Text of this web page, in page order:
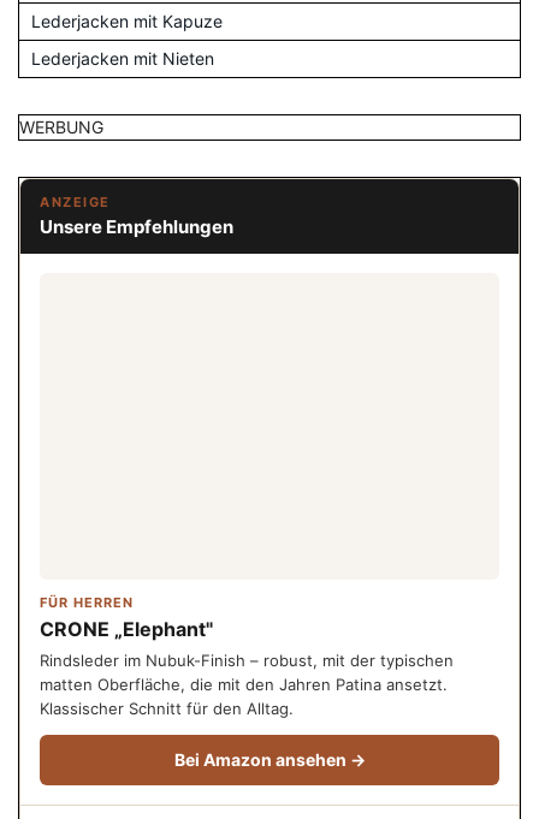
Lederjacken mit Kapuze
Lederjacken mit Nieten
WERBUNG
ANZEIGE
Unsere Empfehlungen
FÜR HERREN
CRONE „Elephant"
Rindsleder im Nubuk-Finish – robust, mit der typischen
matten Oberfläche, die mit den Jahren Patina ansetzt.
Klassischer Schnitt für den Alltag.
Bei Amazon ansehen →